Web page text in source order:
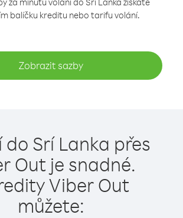
balíčku kreditu nebo tarifu volání.
Zobrazit sazby
do Srí Lanka přes
Out je snadné.
Viber Out
můžete: